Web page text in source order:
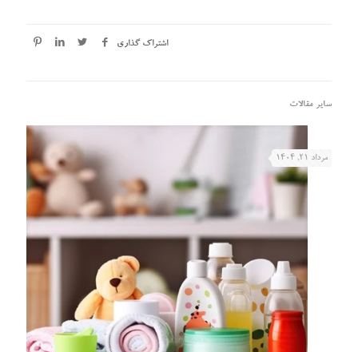
اشتراک گذاری
سایر مقالات
مرداد ۲۱, ۱۴۰۴